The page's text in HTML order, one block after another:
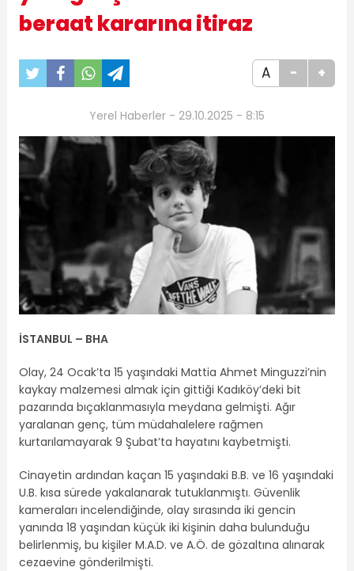
beraat kararına itiraz
A - +
Yerel Haberler - 29.10.2025 - 8:15
İSTANBUL – BHA
Olay, 24 Ocak’ta 15 yaşındaki Mattia Ahmet Minguzzi’nin
kaykay malzemesi almak için gittiği Kadıköy’deki bit
pazarında bıçaklanmasıyla meydana gelmişti. Ağır
yaralanan genç, tüm müdahalelere rağmen
kurtarılamayarak 9 Şubat’ta hayatını kaybetmişti.
Cinayetin ardından kaçan 15 yaşındaki B.B. ve 16 yaşındaki
U.B. kısa sürede yakalanarak tutuklanmıştı. Güvenlik
kameraları incelendiğinde, olay sırasında iki gencin
yanında 18 yaşından küçük iki kişinin daha bulunduğu
belirlenmiş, bu kişiler M.A.D. ve A.Ö. de gözaltına alınarak
cezaevine gönderilmişti.